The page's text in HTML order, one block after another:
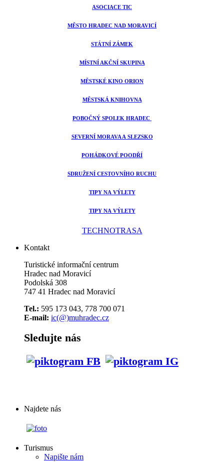
ASOCIACE TIC
MĚSTO HRADEC NAD MORAVICÍ
STÁTNÍ ZÁMEK
MÍSTNÍ AKČNÍ SKUPINA
MĚSTSKÉ KINO ORION
MĚSTSKÁ KNIHOVNA
POBOČNÝ SPOLEK HRADEC
SEVERNÍ MORAVA A SLEZSKO
POHÁDKOVÉ POODŘÍ
SDRUŽENÍ CESTOVNÍHO RUCHU
TIPY NA VÝLETY
TIPY NA VÝLETY
TECHNOTRASA
Kontakt
Turistické informační centrum
Hradec nad Moravicí
Podolská 308
747 41 Hradec nad Moravicí
Tel.: 595 173 043, 778 700 071
E-mail: ic(@)muhradec.cz
Sledujte nás
Najdete nás
Turismus
Napište nám